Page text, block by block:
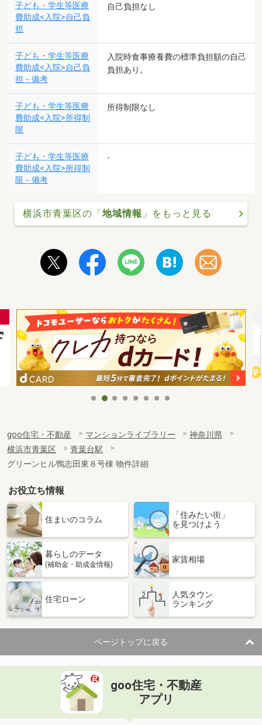
子ども・学生等医療
費助成<入院>自己負
担
自己負担なし
子ども・学生等医療
費助成<入院>自己負
担－備考
入院時食事療養費の標準負担額の自己
負担あり。
子ども・学生等医療
費助成<入院>所得制
限
所得制限なし
子ども・学生等医療
費助成<入院>所得制
限－備考
-
横浜市青葉区の「地域情報 」をもっと見る
goo住宅・不動産 マンションライブラリー
神奈川県
横浜市青葉区
青葉台駅
グリーンヒル鴨志田東８号棟 物件詳細
お役立ち情報
住まいのコラム
「住みたい街」
を見つけよう
暮らしのデータ
(補助金・助成金情報)
家賃相場
住宅ローン
人気タウン
ランキング
ページトップに戻る
goo住宅・不動産
アプリ